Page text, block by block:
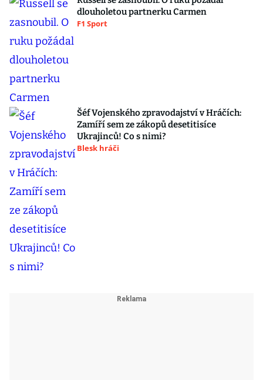
dlouholetou partnerku Carmen
F1 Sport
Šéf Vojenského zpravodajství v Hráčích:
Zamíří sem ze zákopů desetitisíce
Ukrajinců! Co s nimi?
Blesk hráči